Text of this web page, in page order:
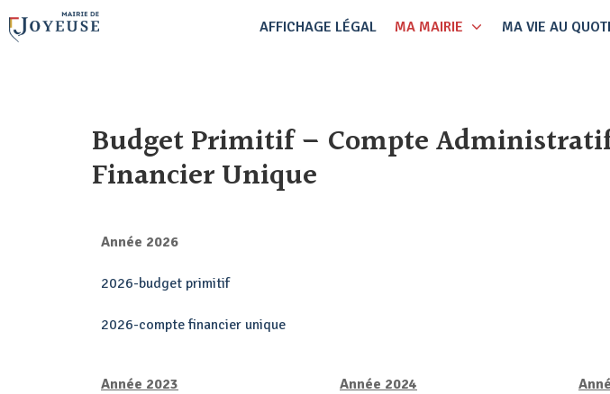
AFFICHAGE LÉGAL MA MAIRIE MA VIE AU
Budget Primitif – Compte
Financier Unique
Année 2026
2026-budget primitif
2026-compte financier unique
Année 2023 Année 2024